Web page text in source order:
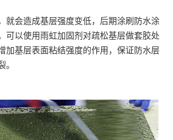
就会造成基层强度变低，后期涂刷防水涂
可以使用雨虹加固剂对疏松基层做套胶处
加基层表面粘结强度的作用，保证防水层
。